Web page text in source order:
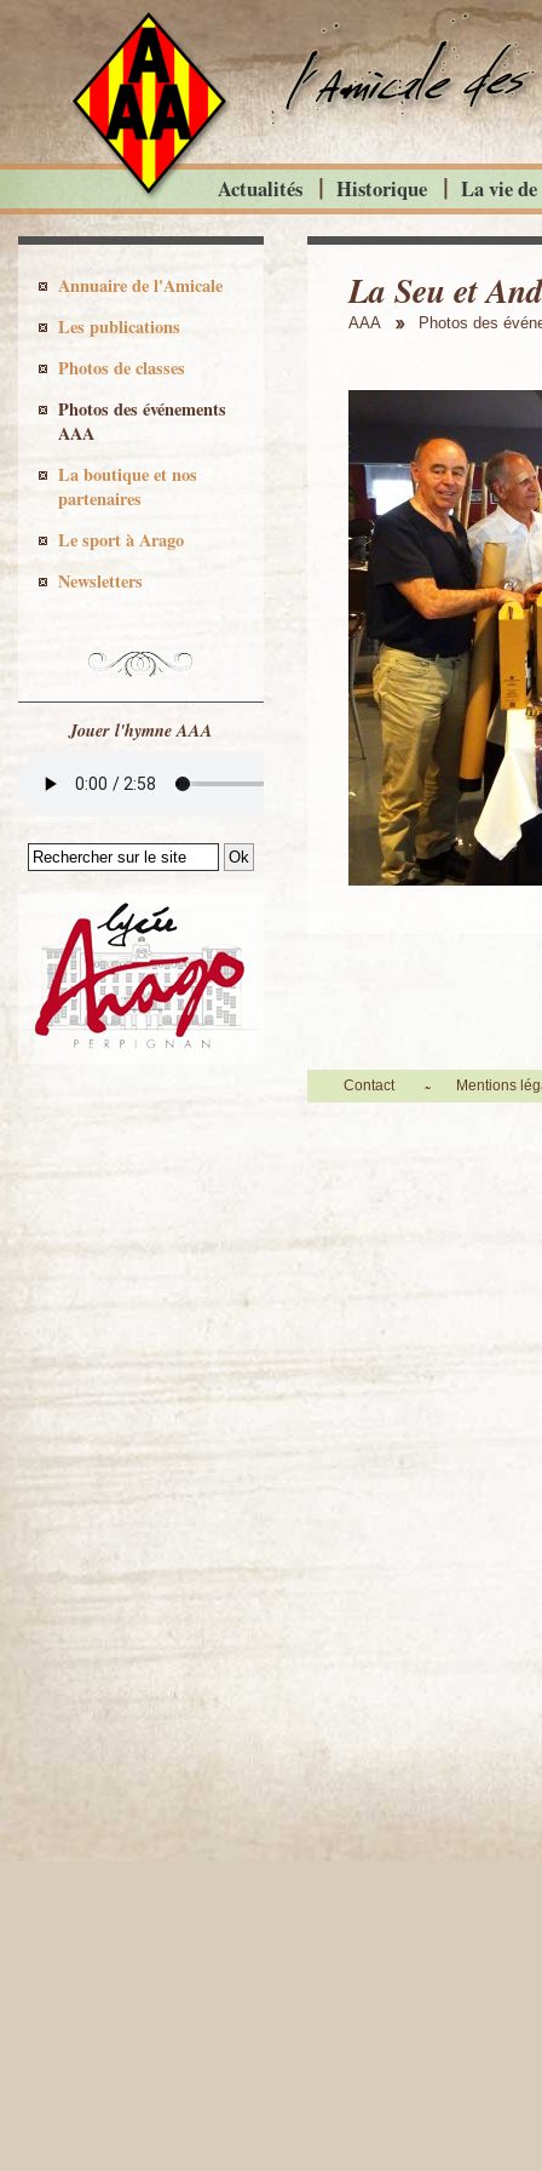
La Seu et
AAA Photos des
Actualités Historique La vie
Annuaire de l'Amicale
Les publications
Photos de classes
Photos des événements
AAA
La boutique et nos
partenaires
Le sport à Arago
Newsletters
Jouer l'hymne AAA
Contact Mentions